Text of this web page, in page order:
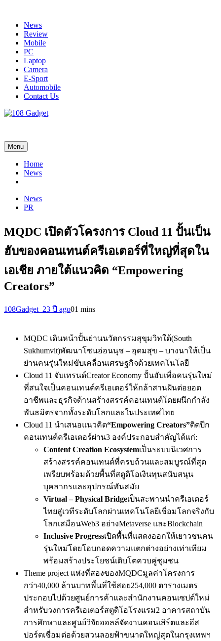
contentNews
Review
Mobile
PC
Laptop
Camera
E-Sport
Automobile
Contact Us
Menu
Home
News
News
PR
MQDC เปิดตัวโครงการ Cloud 11 ปั้นเป็น
ฮับของคอนเทนต์ครีเอเตอร์ที่ใหญ่ที่สุดใน
เอเชีย ภายใต้แนวคิด “Empowering
Creators”
108Gadget_23 ปี ago01 mins
MQDC เดินหน้าปั้นย่านนวัตกรรมสุขุมวิทใต้(South
Sukhumvit)พัฒนาโซนอ่อนนุช – อุดมสุข – บางนาให้เป็น
ย่านคนรุ่นใหม่ขับเคลื่อนเศรษฐกิจด้วยเทคโนโลยี
Cloud 11 จับเทรนด์Creator Economy ปั้นฮับเพื่อคนรุ่นใหม่
ที่สนใจเป็นคอนเทนต์ครีเอเตอร์ให้กล้าสานฝันต่อยอด
อาชีพและธุรกิจด้านสร้างสรรค์คอนเทนต์โดยผนึกกำลัง
พันธมิตรจากทั้งระดับโลกและในประเทศไทย
Cloud 11 นำเสนอแนวคิด“Empowering Creators”ติดปีก
คอนเทนต์ครีเอเตอร์ผ่าน3 องค์ประกอบสำคัญได้แก่:
Content Creation Ecosystemเป็นระบบนิเวศการ
สร้างสรรค์คอนเทนต์ที่ครบถ้วนและสมบูรณ์ที่สุด
เพรียบพร้อมด้วยพื้นที่สตูดิโอเงินทุนสนับสนุน
บุคลากรและอุปกรณ์ทันสมัย
Virtual – Physical Bridgeเป็นสะพานนำครีเอเตอร์
ไทยสู่เวทีระดับโลกผ่านเทคโนโลยีเชื่อมโลกจริงกับ
โลกเสมือนWeb3 อย่างMetaverse และBlockchain
Inclusive Progressเปิดพื้นที่แสดงออกให้เยาวชนคน
รุ่นใหม่โดยโอบกอดความแตกต่างอย่างเท่าเทียม
พร้อมสร้างประโยชน์เติบโตควบคู่ชุมชน
Theme project แห่งที่สองของMQDCมูลค่าโครงการ
กว่า40,000 ล้านบาทพื้นที่ใช้สอย254,000 ตารางเมตร
ประกอบไปด้วยศูนย์การค้าและสำนักงานคอนเซปต์ใหม่
สำหรับวงการครีเอเตอร์สตูดิโอโรงแรม2 อาคารสถาบัน
การศึกษาและศูนย์วิจัยฮอลล์จัดงานคอนเสิร์ตและอีส
ปอร์ตเชื่อมต่อด้วยสวนลอยฟ้าขนาดใหญ่สุดในกรุงเทพฯ